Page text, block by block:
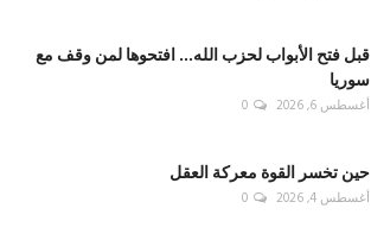
قبل فتح الأبواب لحزب الله... افتحوها لمن وقف مع
سوريا
أغسطس 6, 2026 0
حين تخسر القوة معركة العقل
أغسطس 4, 2026 0